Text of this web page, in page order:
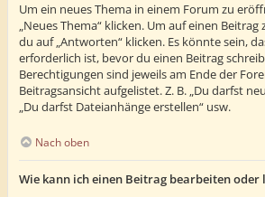
Um ein neues Thema in einem Forum zu
„Neues Thema“ klicken. Um auf einen
du auf „Antworten“ klicken. Es könnte sein,
erforderlich ist, bevor du einen Beitrag
Berechtigungen sind jeweils am Ende der
Beitragsansicht aufgelistet. Z. B. „Du darfst
„Du darfst Dateianhänge erstellen“ usw.
Nach oben
Wie kann ich einen Beitrag bearbeiten oder